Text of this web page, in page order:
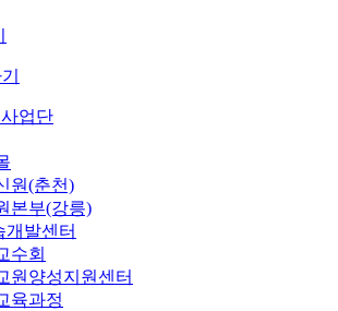
업단
원(춘천)
본부(강릉)
개발센터
수회
원양성지원센터
육과정